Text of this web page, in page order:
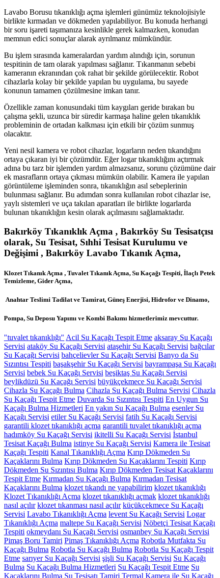
Lavabo Borusu tıkanıklığı açma işlemleri günümüz teknolojisiyle
birlikte kırmadan ve dökmeden yapılabiliyor. Bu konuda herhangi
bir soru işareti taşımanıza kesinlikle gerek kalmazken, konudan
memnun edici sonuçlar alarak ayrılmanız mümkündür.
Bu işlem sırasında kameralardan yardım alındığı için, sorunun
tespitinin de tam olarak yapılması sağlanır. Tıkanmanın sebebi
kameranın ekranından çok rahat bir şekilde görülecektir. Robot
cihazlarla kolay bir şekilde yapılan bu uygulama, bu sayede
konunun tamamen çözülmesine imkan tanır.
Özellikle zaman konusundaki tüm kaygıları geride bırakan bu
çalışma şekli, uzunca bir süredir karmaşa haline gelen tıkanıklık
probleminin de ortadan kalkması için etkili bir çözüm sunmuş
olacaktır.
Yeni nesil kamera ve robot cihazlar, logarların neden tıkandığını
ortaya çıkaran iyi bir çözümdür. Eğer logar tıkanıklığını açtırmak
adına bu tarz bir işlemden yardım almazsanız, sorunu çözümüne dair
ek masrafların ortaya çıkması mümkün olabilir. Kamera ile yapılan
görüntüleme işleminden sonra, tıkanıklığın asıl sebeplerinin
bulunması sağlanır. Bu adımdan sonra kullanılan robot cihazlar ise,
yaylı sistemleri ve uça takılan aparatları ile birlikte logarlarda
bulunan tıkanıklığın kesin olarak açılmasını sağlamaktadır.
Bakırköy Tıkanıklık Açma , Bakırköy Su Tesisatçısı
olarak, Su Tesisat, Sıhhi Tesisat Kurulumu ve
Değişimi , Bakırköy Lavabo Tıkanık Açma,
Klozet Tıkanık Açma , Tuvalet Tıkanık Açma, Su Kaçağı Tespiti, İlaçlı Petek
Temizleme, Gider Açma,
Anahtar Teslimi Tadilat ve Tamirat, Güneş Enerjisi, Hidrofor ve Dinamo,
Pompa, Su Deposu Yapımı ve Kombi Bakımı hizmetlerimiz mevcuttur.
"tuvalet tıkanıklığı" Acil Su Kaçağı Tespit Etme aksaray Su Kaçağı
Servisi ataköy Su Kaçağı Servisi ataşehir Su Kaçağı Servisi bağcılar
Su Kaçağı Servisi bahçelievler Su Kaçağı Servisi Banyo da Su
Sızıntısı Tespiti başakşehir Su Kaçağı Servisi bayrampaşa Su Kaçağı
Servisi bebek Su Kaçağı Servisi beşiktaş Su Kaçağı Servisi
beylikdüzü Su Kaçağı Servisi büyükçekmece Su Kaçağı Servisi
Cihazla Su Kaçağı Bulma Cihazla Su Kaçağı Bulma Servisi Cihazla
Su Kaçağı Tespit Etme Duvarda Su Sızıntısı Tespiti En Uygun Su
Kaçağı Bulma Hizmetleri En yakın Su Kaçağı Bulma esenler Su
Kaçağı Servisi etiler Su Kaçağı Servisi fatih Su Kaçağı Servisi
garantili klozet tıkanıklığı açma garantili tuvalet tıkanıklığı açma
hadımköy Su Kaçağı Servisi ikitelli Su Kaçağı Servisi İstanbul
Tesisat Kaçağı Bulma istinye Su Kaçağı Servisi Kamera ile Tesisat
Kaçağı Tespiti Kanal Tıkanıklığı Açma Kırıp Dökmeden Su
Kaçaklarını Bulma Kırıp Dökmeden Su Kaçaklarını Tespiti Kırıp
Dökmeden Su Sızıntısı Bulma Kırıp Dökmeden Tesisat Kaçaklarını
Tespit Etme Kırmadan Su Kaçağı Bulma Kırmadan Tesisat
Kaçaklarını Bulma klozet tıkandı ne yapabilirim klozet tıkanıklığı
Klozet Tıkanıklığı Açma klozet tıkanıklığı açmak klozet tıkanıklığı
nasıl açılır klozet tıkanması nasıl açılır küçükçekmece Su Kaçağı
Servisi Lavabo Tıkanıklığı Açma levent Su Kaçağı Servisi Logar
Tıkanıklığı Açma maltepe Su Kaçağı Servisi Nöbetçi Tesisat Kaçağı
Tespiti okmeydanı Su Kaçağı Servisi osmanbey Su Kaçağı Servisi
Pimaş Boru Tamiri Pimaş Tıkanıklığı Açma Robotla Mutfakta Su
Kaçağı Bulma Robotla Su Kaçağı Bulma Robotla Su Kaçağı Tespit
Etme sarıyer Su Kaçağı Servisi şişli Su Kaçağı Servisi Su Kaçağı
Bulma Su Kaçağı Bulma Hizmetleri Su Kaçağı Tespit Etme Su
Kaçaklarını Bulma Su Tesisatı Tamiri Termal Kamera ile Su Kaçağı